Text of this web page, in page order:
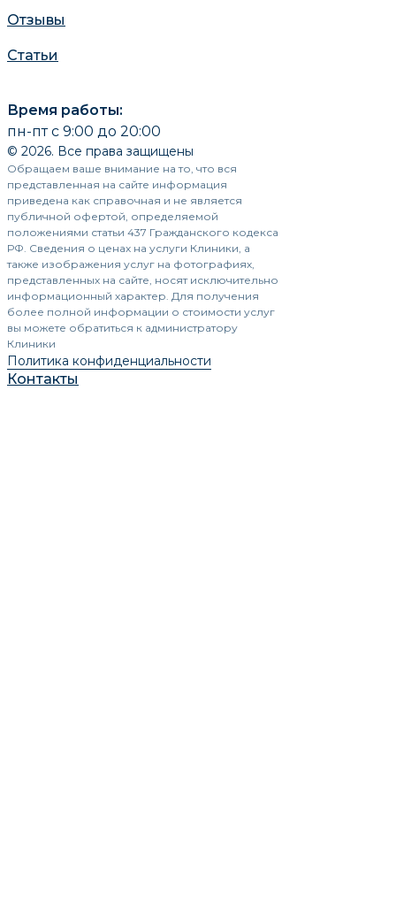
Отзывы
Статьи
Время работы:
пн-пт с 9:00 до 20:00
© 2026. Все права защищены
Обращаем ваше внимание на то, что вся
представленная на сайте информация
приведена как справочная и не является
публичной офертой, определяемой
положениями статьи 437 Гражданского кодекса
РФ. Сведения о ценах на услуги Клиники, а
также изображения услуг на фотографиях,
представленных на сайте, носят исключительно
информационный характер. Для получения
более полной информации о стоимости услуг
вы можете обратиться к администратору
Клиники
Политика конфиденциальности
Контакты